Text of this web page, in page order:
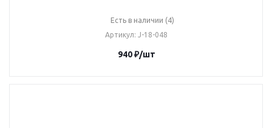
Есть в наличии (4)
Артикул: J-18-048
940₽/шт